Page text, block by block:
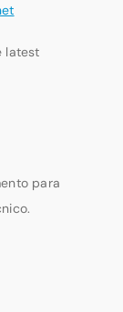
latest
para